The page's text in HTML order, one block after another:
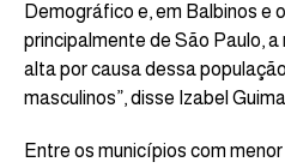
Demográfico e, em Balbinos e
principalmente de São Paulo,
alta por causa dessa
masculinos”, disse Izabel
Entre os municípios com